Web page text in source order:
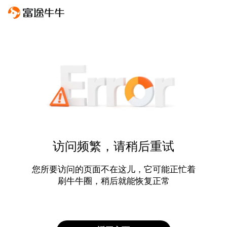
访问频繁，请稍后重试
您所要访问的页面不在这儿，它可能正忙着
刷牛牛圈，稍后就能恢复正常